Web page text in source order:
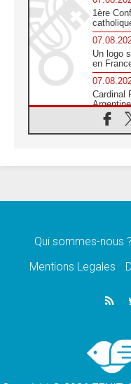
1ère
Un logo
en
Cardinal
pour
À
descend
Léon
À
«les
Qui sommes-nous ?
Mentions Legales